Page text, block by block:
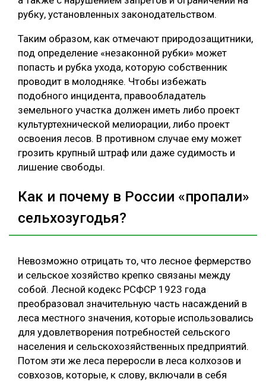
рубку, установленных законодательством.
Таким образом, как отмечают природозащитники,
под определение «незаконной рубки» может
попасть и рубка ухода, которую собственник
проводит в молодняке. Чтобы избежать
подобного инцидента, правообладатель
земельного участка должен иметь либо проект
культуртехнической мелиорации, либо проект
освоения лесов. В противном случае ему может
грозить крупный штраф или даже судимость и
лишение свободы.
Как и почему в России «пропали»
сельхозугодья?
Невозможно отрицать то, что лесное фермерство
и сельское хозяйство крепко связаны между
собой. Лесной кодекс РСФСР 1923 года
преобразовал значительную часть насаждений в
леса местного значения, которые использовались
для удовлетворения потребностей сельского
населения и сельскохозяйственных предприятий.
Потом эти же леса переросли в леса колхозов и
совхозов, которые, к слову, включали в себя